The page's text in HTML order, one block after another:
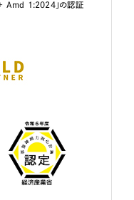
Amd 1:2024」の認証